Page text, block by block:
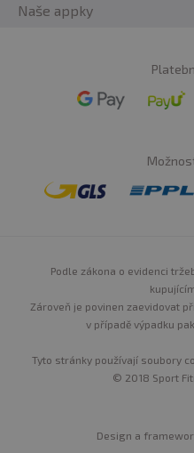
Naše appky
Podle zákona o evidenci
Zároveň je povinen zaevidovat
v případě výpadku
Tyto stránky používají soubory
© 2018 Sport
Design a